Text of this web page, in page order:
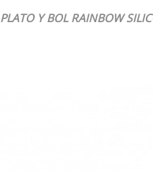
PLATO Y BOL RAINBOW